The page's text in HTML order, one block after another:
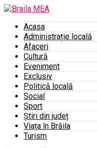
Acasa
Administrație locală
Afaceri
Cultură
Eveniment
Exclusiv
Politică locală
Social
Sport
Știri din județ
Viața în Brăila
Turism